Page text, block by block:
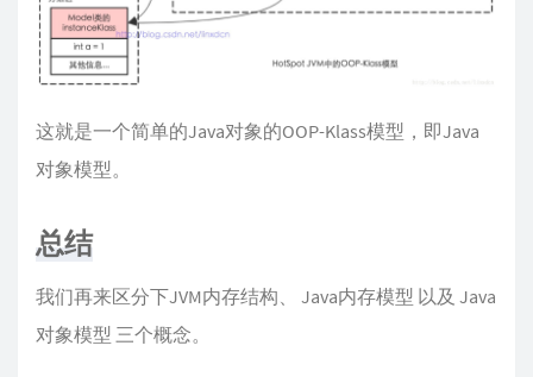
这就是一个简单的Java对象的OOP-Klass模型，即Java
对象模型。
总结
我们再来区分下JVM内存结构、 Java内存模型 以及 Java
对象模型 三个概念。